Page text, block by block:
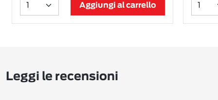
Aggiungi al carrello
Leggi le recensioni